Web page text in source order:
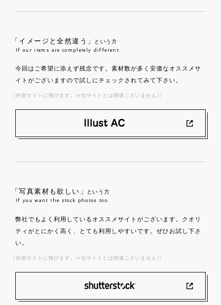
「イメージと全然違う」 という方
If our items are completely different.
今回はご希望に添えず残念です。素材数が多く安価なオススメサ
イトがございますので試しにチェックされてみて下さい。
（外部サイトに飛びます。(※当サイトとは関係ございません)）
「写真素材も欲しい」 という方
If you want the stock photos too.
弊社でもよく利用しているオススメサイトがございます。クオリ
ティがとにかく高く、とても利用しやすいです。ぜひお試し下さ
い。
（外部サイトに飛びます。(※当サイトとは関係ございません)）